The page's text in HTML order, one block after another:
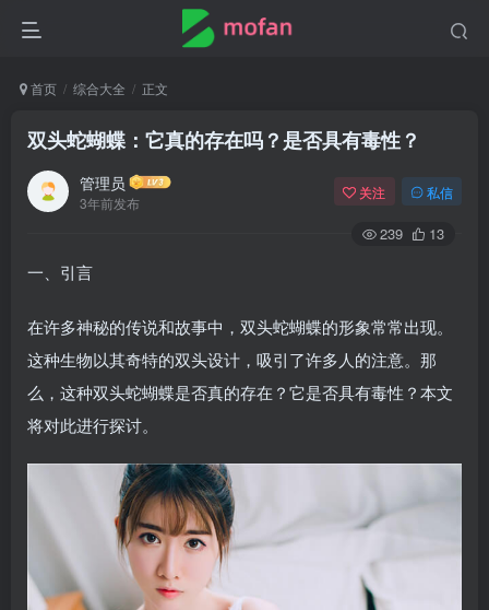
首页 综合大全 正文
双头蛇蝴蝶：它真的存在吗？是否具有毒性？
管理员
3年前发布
关注 私信
239 13
一、引言
在许多神秘的传说和故事中，双头蛇蝴蝶的形象常常出现。
这种生物以其奇特的双头设计，吸引了许多人的注意。那
么，这种双头蛇蝴蝶是否真的存在？它是否具有毒性？本文
将对此进行探讨。